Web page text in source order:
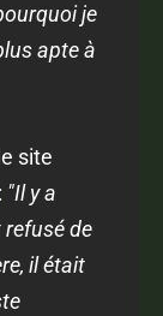
je
apte à
site
: "Il y a
de
il était